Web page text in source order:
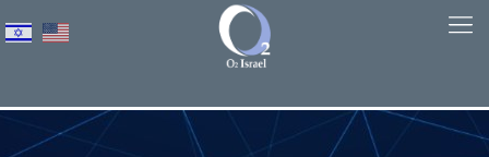
לתוכן